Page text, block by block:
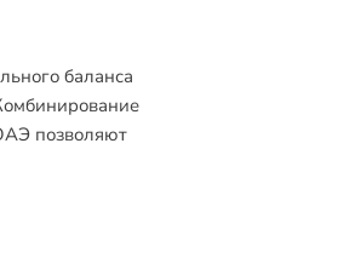
баланса
позволяют